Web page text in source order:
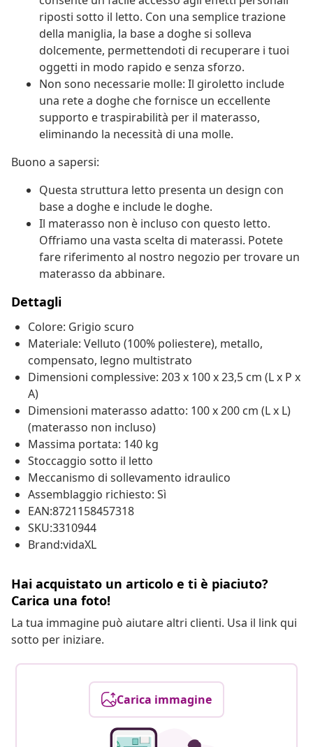
riposti sotto il letto. Con una semplice trazione
della maniglia, la base a doghe si solleva
dolcemente, permettendoti di recuperare i tuoi
oggetti in modo rapido e senza sforzo.
Non sono necessarie molle: Il giroletto include
una rete a doghe che fornisce un eccellente
supporto e traspirabilità per il materasso,
eliminando la necessità di una molle.
Buono a sapersi:
Questa struttura letto presenta un design con
base a doghe e include le doghe.
Il materasso non è incluso con questo letto.
Offriamo una vasta scelta di materassi. Potete
fare riferimento al nostro negozio per trovare un
materasso da abbinare.
Dettagli
Colore: Grigio scuro
Materiale: Velluto (100% poliestere), metallo,
compensato, legno multistrato
Dimensioni complessive: 203 x 100 x 23,5 cm (L x P x
A)
Dimensioni materasso adatto: 100 x 200 cm (L x L)
(materasso non incluso)
Massima portata: 140 kg
Stoccaggio sotto il letto
Meccanismo di sollevamento idraulico
Assemblaggio richiesto: Sì
EAN:8721158457318
SKU:3310944
Brand:vidaXL
Hai acquistato un articolo e ti è piaciuto?
Carica una foto!
La tua immagine può aiutare altri clienti. Usa il link qui
sotto per iniziare.
Carica immagine